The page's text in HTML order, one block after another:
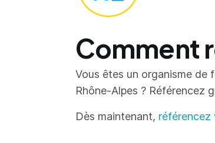
Comment
Vous êtes un organisme de
Rhône-Alpes ? Référencez
Dès maintenant,